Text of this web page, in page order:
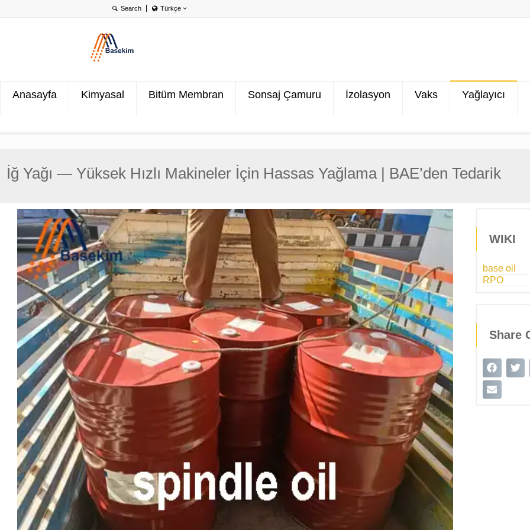
Türkçe
Anasayfa Kimyasal Bitüm Membran Sonsaj Çamuru İzolasyon Vaks Yağlayıcı
İğ Yağı — Yüksek Hızlı Makineler İçin Hassas Yağlama | BAE’den Tedarik
WIKI
base oil
RPO
Share